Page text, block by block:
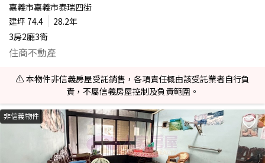
嘉義市嘉義市泰瑞四街
建坪 74.4
28.2年
3房2廳3衛
住商不動產
⚠️ 本物件非信義房屋受託銷售，各項責任概由該受託業者自行負
責，不屬信義房屋控制及負責範圍。
非信義物件